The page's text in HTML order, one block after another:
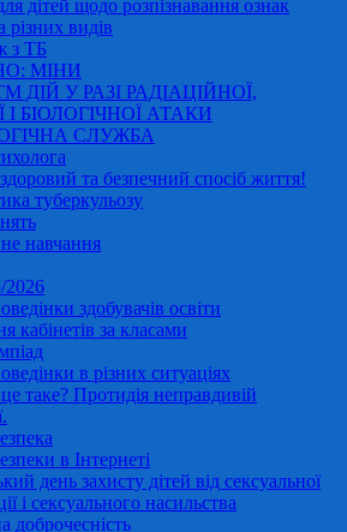
дітей щодо розпізнавання ознак
різних видів
з ТБ
МІНИ
ДІЙ У РАЗІ РАДІАЦІЙНОЇ,
І БІОЛОГІЧНОЇ АТАКИ
СЛУЖБА
та безпечний спосіб життя!
туберкульозу
навчання
здобувачів освіти
кабінетів за класами
в різних ситуаціях
таке? Протидія неправдивій
в Інтернеті
день захисту дітей від сексуальної
і сексуального насильства
доброчесність